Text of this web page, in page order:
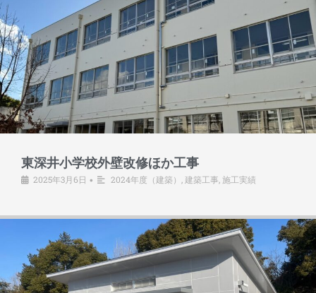
東深井小学校外壁改修ほか工事
2025年3月6日 • 2024年度（建築） ,建築工事,施工実績